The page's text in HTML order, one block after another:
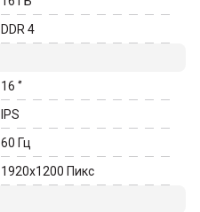
DDR 4
16 ‘’
IPS
60 Гц
1920x1200 Пикс